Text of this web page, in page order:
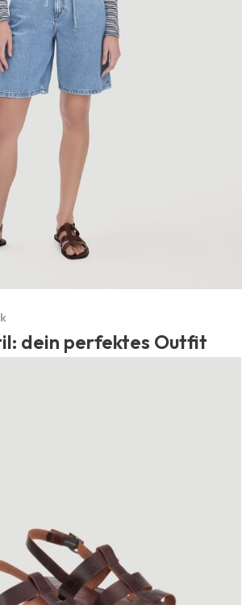
dein perfektes Outfit